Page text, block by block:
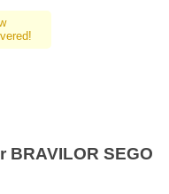
SEGO